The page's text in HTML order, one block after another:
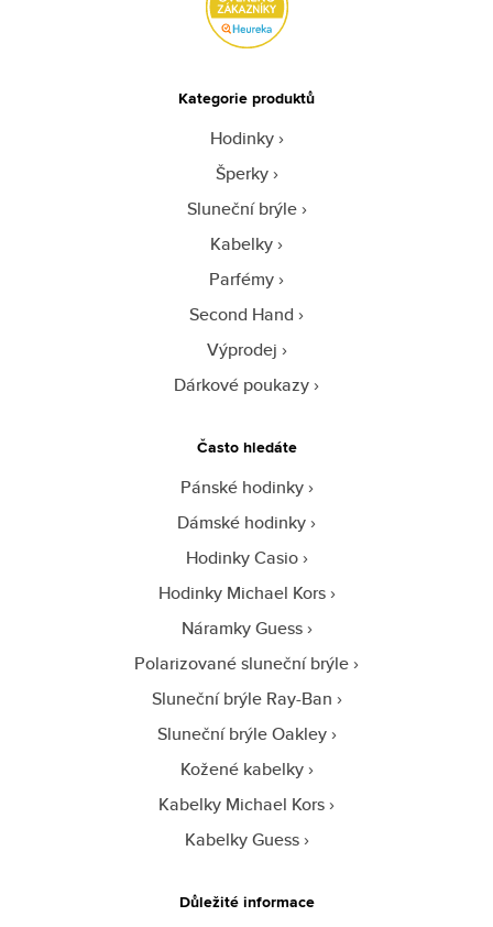
Kategorie produktů
Hodinky
Šperky
Sluneční brýle
Kabelky
Parfémy
Second Hand
Výprodej
Dárkové poukazy
Často hledáte
Pánské hodinky
Dámské hodinky
Hodinky Casio
Hodinky Michael Kors
Náramky Guess
Polarizované sluneční brýle
Sluneční brýle Ray-Ban
Sluneční brýle Oakley
Kožené kabelky
Kabelky Michael Kors
Kabelky Guess
Důležité informace